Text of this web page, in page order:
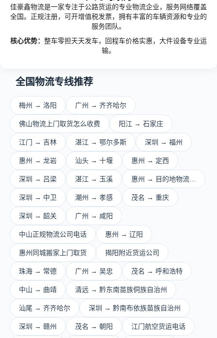
佳豪鑫物流是一家专注于公路货运的专业物流企业，服务网络覆盖
全国。正规注册，可开增值税发票，拥有丰富的车辆资源和专业的
服务团队。
核心优势： 整车零担天天发车，回程车价格实惠，大件设备专业运
输。
全国物流专线推荐
梅州 → 洛阳 广州 → 齐齐哈尔
佛山物流上门取货怎么收费 阳江 → 石家庄
江门 → 吉林 湛江 → 鄂尔多斯 深圳 → 福州
惠州 → 龙岩 汕头 → 十堰 惠州 → 定西
深圳 → 吕梁 湛江 → 玉溪 惠州 → 目的地物流…
深圳 → 中卫 潮州 → 孝感 茂名 → 重庆
深圳 → 韶关 广州 → 咸阳
中山正规物流公司电话 惠州 → 辽阳
惠州同城搬家上门取货 揭阳附近货运公司
珠海 → 常德 广州 → 吴忠 茂名 → 呼和浩特
中山 → 曲靖 清远 → 黔东南苗族侗族自治州
汕尾 → 齐齐哈尔 深圳 → 黔南布依族苗族自治州
深圳 → 赣州 茂名 → 朝阳 江门航空货运电话